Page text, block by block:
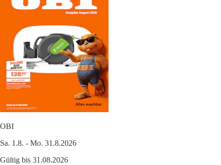
OBI
Sa. 1.8. - Mo. 31.8.2026
Gültig bis 31.08.2026